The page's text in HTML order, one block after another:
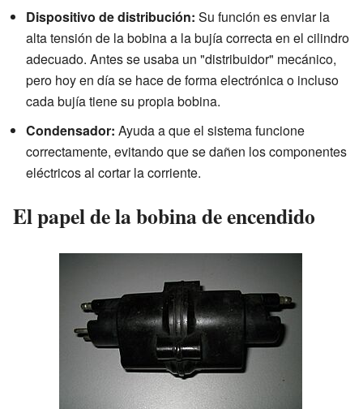
Dispositivo de distribución: Su función es enviar la
alta tensión de la bobina a la bujía correcta en el cilindro
adecuado. Antes se usaba un "distribuidor" mecánico,
pero hoy en día se hace de forma electrónica o incluso
cada bujía tiene su propia bobina.
Condensador: Ayuda a que el sistema funcione
correctamente, evitando que se dañen los componentes
eléctricos al cortar la corriente.
El papel de la bobina de encendido